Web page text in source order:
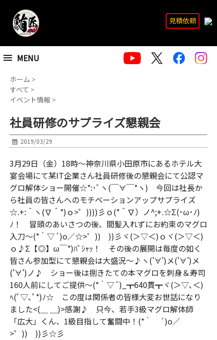
MENU
見積依頼
ホーム >
すべて >
イベント情報 >
社員研修のサプライズ懇親会
2019/03/29
3月29日（金）18時～神奈川県小田原市にあるホテル大
宴会場にて某IT企業さん社員研修後の懇親会にて公認マ
グロ解体ショー開催☆*:･ﾟヽ(￣∀￣*ヽ) 今回は社長か
ら社員の皆さんへのモチベーションアップサプライズ
☆.+:＾ヽ(∇＾*)ｏ>゜))))彡ｏ(*＾∇）ノ^;+.☆Σ(･ω･ﾉ)
ﾉ！ 冒頭のあいさつの後、間髪入れずにお約束のマグロ
入刀～(*｀▽´)o／☆>゜)) ))彡ヾ(＞▽＜)ｏヾ(＞▽＜)
ｏ♪Σ【◎】ω￣*)ﾊﾟｼｬｯ！ その後の展開は毎度の如く
皆さん参加型にて懇親会は大盛況～♪ヽ('∀')メ('∀')メ
('∀')ノ♪ ショー後は捌きたての本マグロを刺身＆寿司
160人前にしてご提供～(*｀▽´)_┳640貫┳ヾ(＞▽､＜)
ﾍ(ﾟ▽､ﾟ*)ﾉ☆ この度は関係者の皆様大変お世話になり
ました<(＿ ＿)>感謝♪ 只今、若手3級マグロ解体師
「広大」くん、1級目指して奮闘中！(*｀ ´)o／
>゜)) ))彡☆彡